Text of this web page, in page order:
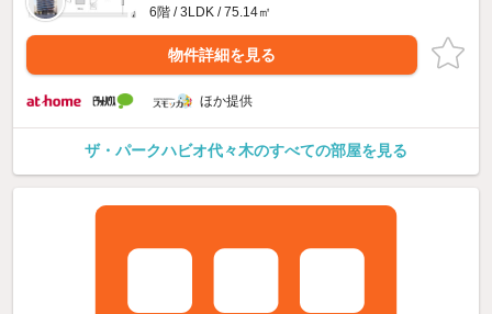
6階 / 3LDK / 75.14㎡
物件詳細を見る
ほか提供
ザ・パークハビオ代々木のすべての部屋を見る